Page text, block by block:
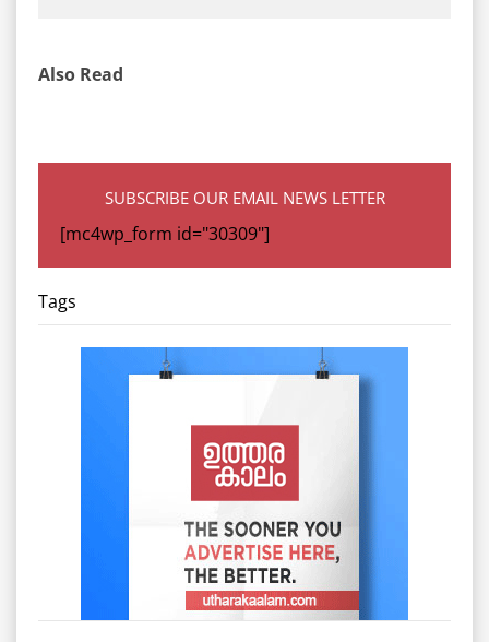
Also Read
SUBSCRIBE OUR EMAIL NEWS LETTER
[mc4wp_form id="30309"]
Tags